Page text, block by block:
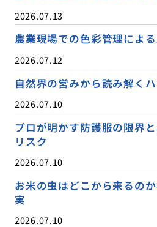
2026.07.13
農業現場での色彩管理によ
2026.07.12
自然界の営みから読み解く
2026.07.10
プロが明かす防護服の限界
リスク
2026.07.10
お米の虫はどこから来るの
実
2026.07.10